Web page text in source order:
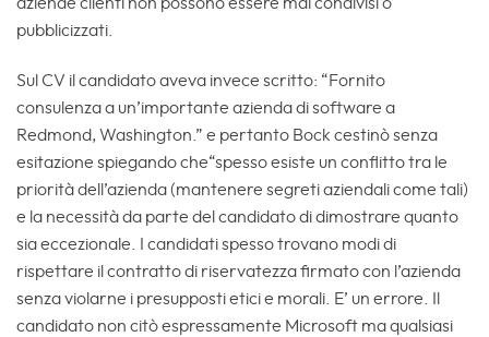
aziende clienti non possono essere mai condivisi o
pubblicizzati.
Sul CV il candidato aveva invece scritto: “Fornito
consulenza a un’importante azienda di software a
Redmond, Washington.” e pertanto Bock cestinò senza
esitazione spiegando che“spesso esiste un conflitto tra le
priorità dell’azienda (mantenere segreti aziendali come tali)
e la necessità da parte del candidato di dimostrare quanto
sia eccezionale. I candidati spesso trovano modi di
rispettare il contratto di riservatezza firmato con l’azienda
senza violarne i presupposti etici e morali. E’ un errore. Il
candidato non citò espressamente Microsoft ma qualsiasi